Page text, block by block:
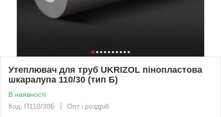
Утеплювач для труб UKRIZOL пінопластова
шкаралупа 110/30 (тип Б)
В наявності
Код: П110/30Б
Опт і роздріб